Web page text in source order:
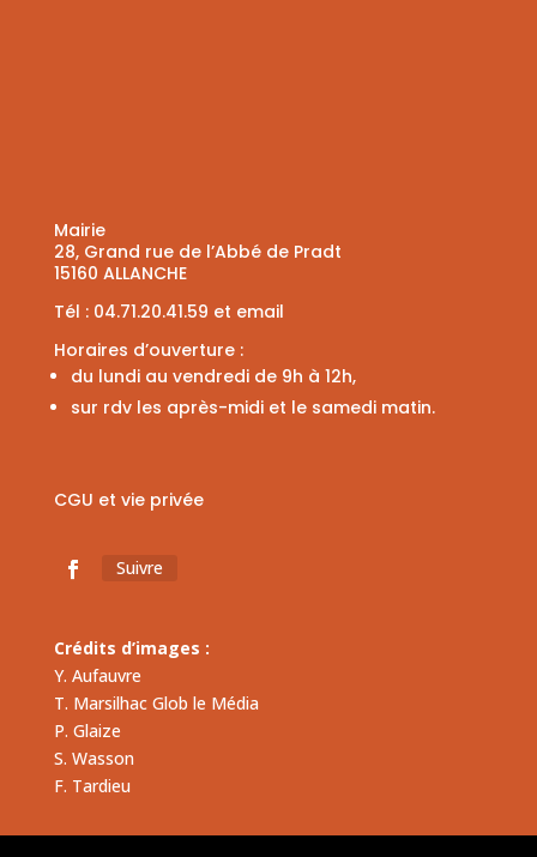
Mairie
28, Grand rue de l’Abbé de Pradt
15160 ALLANCHE
Tél : 04.71.20.41.59 et email
Horaires d’ouverture :
du lundi au vendredi de 9h à 12h,
sur rdv les après-midi et le samedi matin.
CGU et vie privée
Suivre
Crédits d’images :
Y. Aufauvre
T. Marsilhac Glob le Média
P. Glaize
S. Wasson
F. Tardieu